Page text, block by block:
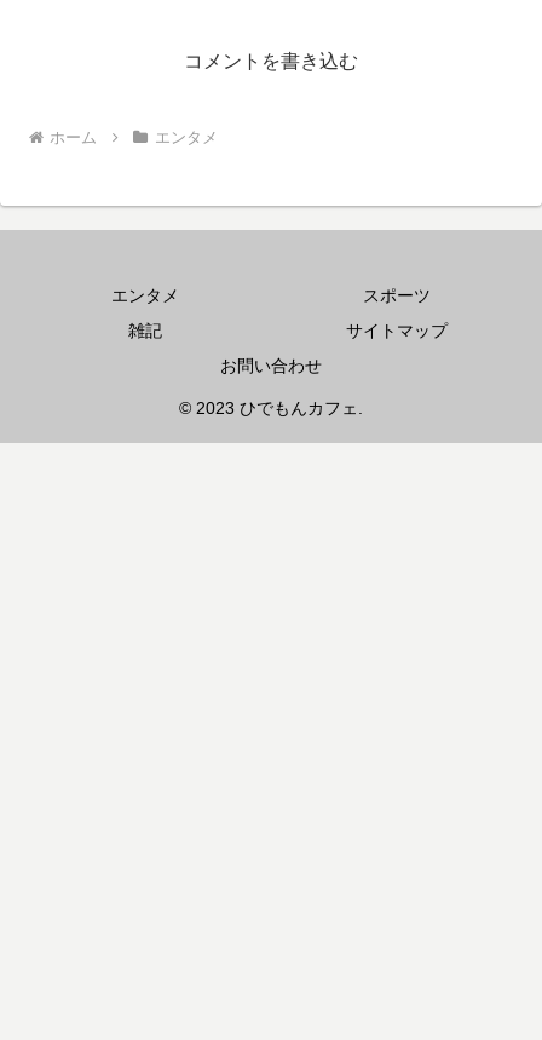
コメントを書き込む
ホーム エンタメ
エンタメ
スポーツ
雑記
サイトマップ
お問い合わせ
© 2023 ひでもんカフェ.